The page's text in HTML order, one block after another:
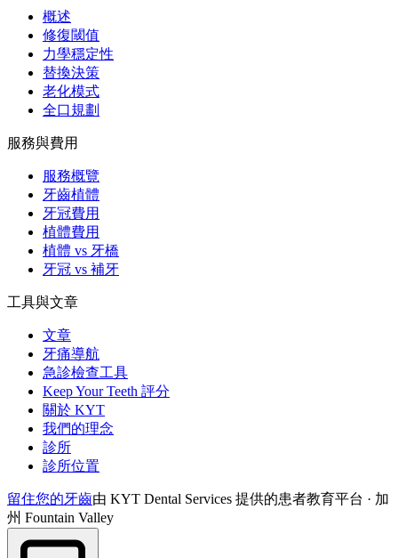
概述
修復閾值
力學穩定性
替換決策
老化模式
全口規劃
服務與費用
服務概覽
牙齒植體
牙冠費用
植體費用
植體 vs 牙橋
牙冠 vs 補牙
工具與文章
文章
牙痛導航
急診檢查工具
Keep Your Teeth 評分
關於 KYT
我們的理念
診所
診所位置
留住您的牙齒由 KYT Dental Services 提供的患者教育平台 · 加
州 Fountain Valley